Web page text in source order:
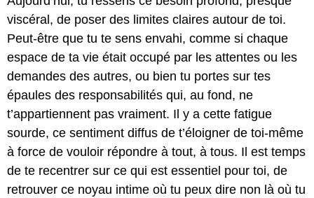
viscéral, de poser des limites claires autour de toi.
Peut-être que tu te sens envahi, comme si chaque
espace de ta vie était occupé par les attentes ou les
demandes des autres, ou bien tu portes sur tes
épaules des responsabilités qui, au fond, ne
t’appartiennent pas vraiment. Il y a cette fatigue
sourde, ce sentiment diffus de t’éloigner de toi-même
à force de vouloir répondre à tout, à tous. Il est temps
de te recentrer sur ce qui est essentiel pour toi, de
retrouver ce noyau intime où tu peux dire non là où tu